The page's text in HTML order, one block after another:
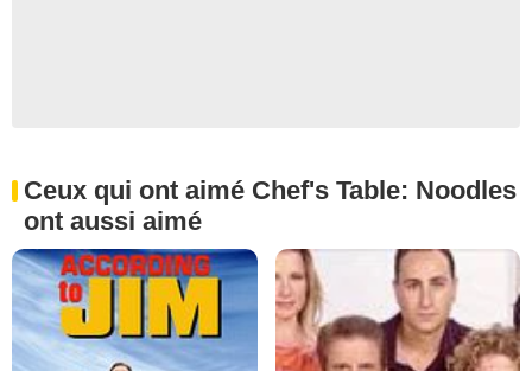
Ceux qui ont aimé Chef's Table: Noodles
ont aussi aimé